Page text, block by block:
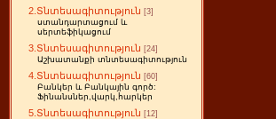
2.Տնտեսագիտություն [3]
ստանդարտացում և
սերտեֆիկացում
3.Տնտեսագիտություն [24]
Աշխատանքի տնտեսագիտություն
4.Տնտեսագիտություն [60]
Բանկեր և Բանկային գործ:
Ֆինանսներ,վարկ,հարկեր
5.Տնտեսագիտություն [12]